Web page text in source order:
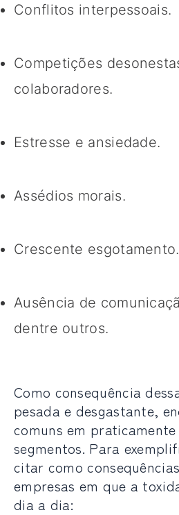
Conflitos interpessoais.
Competições
colaboradores.
Estresse e ansiedade.
Assédios morais.
Crescente esgotamento.
Ausência de
dentre outros.
Como consequência
pesada e desgastante,
comuns em
segmentos. Para
citar como
empresas em que a
dia a dia: